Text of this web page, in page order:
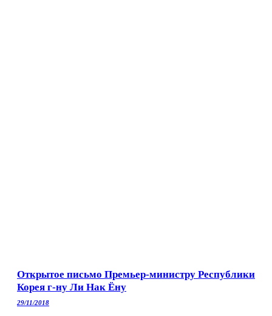
Открытое письмо Премьер-министру Республики
Корея г-ну Ли Нак Ёну
29/11/2018